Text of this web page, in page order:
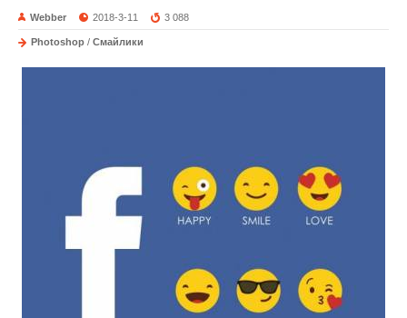
Webber 2018-3-11 3 088
Photoshop / Смайлики